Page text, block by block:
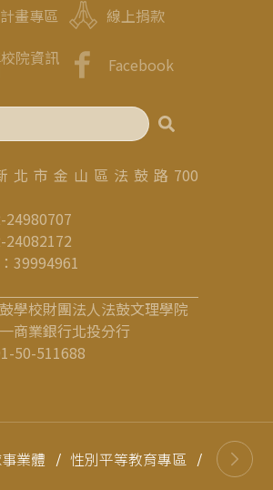
畫專區
線上捐款
院資訊
Facebook
北 市 金 山 區 法 鼓 路 700
24980707
24082172
39994961
學校財團法人法鼓文理學院
商業銀行北投分行
50-511688
業體 / 性別平等教育專區 / 高等教